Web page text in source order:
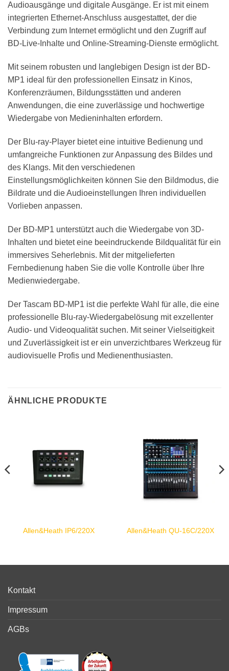
Audioausgänge und digitale Ausgänge. Er ist mit einem
integrierten Ethernet-Anschluss ausgestattet, der die
Verbindung zum Internet ermöglicht und den Zugriff auf
BD-Live-Inhalte und Online-Streaming-Dienste ermöglicht.
Mit seinem robusten und langlebigen Design ist der BD-
MP1 ideal für den professionellen Einsatz in Kinos,
Konferenzräumen, Bildungsstätten und anderen
Anwendungen, die eine zuverlässige und hochwertige
Wiedergabe von Medieninhalten erfordern.
Der Blu-ray-Player bietet eine intuitive Bedienung und
umfangreiche Funktionen zur Anpassung des Bildes und
des Klangs. Mit den verschiedenen
Einstellungsmöglichkeiten können Sie den Bildmodus, die
Bildrate und die Audioeinstellungen Ihren individuellen
Vorlieben anpassen.
Der BD-MP1 unterstützt auch die Wiedergabe von 3D-
Inhalten und bietet eine beeindruckende Bildqualität für ein
immersives Seherlebnis. Mit der mitgelieferten
Fernbedienung haben Sie die volle Kontrolle über Ihre
Medienwiedergabe.
Der Tascam BD-MP1 ist die perfekte Wahl für alle, die eine
professionelle Blu-ray-Wiedergabelösung mit exzellenter
Audio- und Videoqualität suchen. Mit seiner Vielseitigkeit
und Zuverlässigkeit ist er ein unverzichtbares Werkzeug für
audiovisuelle Profis und Medienenthusiasten.
ÄHNLICHE PRODUKTE
Allen&Heath IP6/220X Allen&Heath QU-16C/220X
Kontakt
Impressum
AGBs